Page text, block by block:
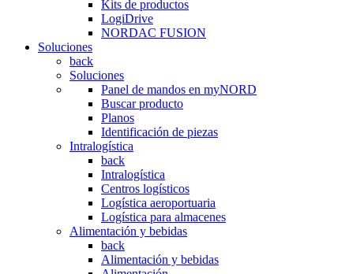
Kits de productos
LogiDrive
NORDAC FUSION
Soluciones
back
Soluciones
Panel de mandos en myNORD
Buscar producto
Planos
Identificación de piezas
Intralogística
back
Intralogística
Centros logísticos
Logística aeroportuaria
Logística para almacenes
Alimentación y bebidas
back
Alimentación y bebidas